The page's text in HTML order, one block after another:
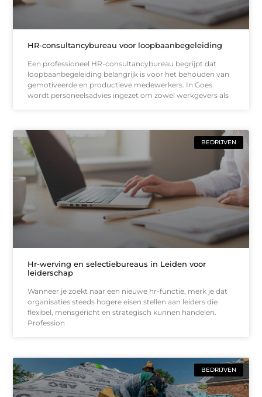
HR-consultancybureau voor loopbaanbegeleiding
Een professioneel HR-consultancybureau begrijpt dat
loopbaanbegeleiding belangrijk is voor het behouden van
gemotiveerde en productieve medewerkers. In Goes
wordt personeelsadvies ingezet om zowel werkgevers als
BEDRIJVEN
Hr-werving en selectiebureaus in Leiden voor
leiderschap
Wanneer je zoekt naar een nieuwe hr-functie, merk je dat
organisaties steeds hogere eisen stellen aan leiders die
flexibel, mensgericht en strategisch kunnen handelen.
Profession
BEDRIJVEN